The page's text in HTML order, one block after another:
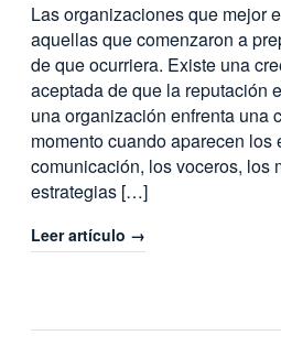
Las organizaciones que mejor
aquellas que comenzaron a
de que ocurriera. Existe una
aceptada de que la reputación
una organización enfrenta una
momento cuando aparecen los
comunicación, los voceros, los
estrategias […]
Leer artículo →